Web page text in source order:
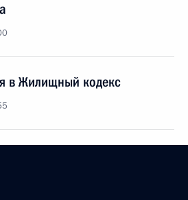
в Жилищный кодекс